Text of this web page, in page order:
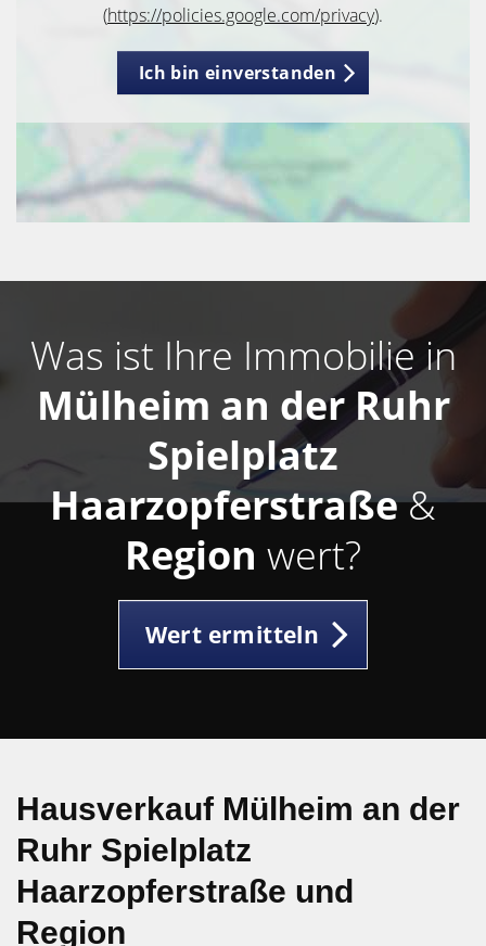
(https://policies.google.com/privacy).
Ich bin einverstanden
Was ist Ihre Immobilie in
Mülheim an der Ruhr
Spielplatz
Haarzopferstraße&
Region wert?
Wert ermitteln
Hausverkauf Mülheim an der
Ruhr Spielplatz
Haarzopferstraße und
Region